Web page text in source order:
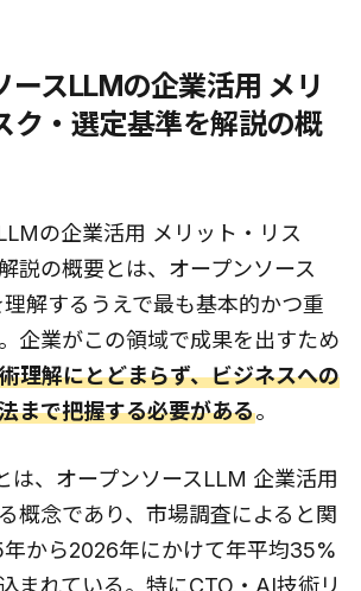
ースLLMの企業活用 メリ
ク・選定基準を解説の概
の企業活用 メリット・リス
説の概要とは、オープンソース
解するうえで最も基本的かつ重
企業がこの領域で成果を出すため
理解にとどまらず、ビジネスへの
まで把握する必要がある。
は、オープンソースLLM 企業活用
概念であり、市場調査によると関
から2026年にかけて年平均35%
まれている。特にCTO・AI技術リ